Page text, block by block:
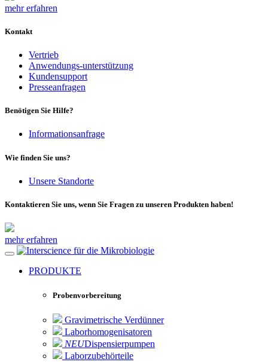
mehr erfahren
Kontakt
Vertrieb
Anwendungs-unterstützung
Kundensupport
Presseanfragen
Benötigen Sie Hilfe?
Informationsanfrage
Wie finden Sie uns?
Unsere Standorte
Kontaktieren Sie uns, wenn Sie Fragen zu unseren Produkten haben!
mehr erfahren
für die Mikrobiologie
PRODUKTE
Probenvorbereitung
Gravimetrische Verdünner
Laborhomogenisatoren
NEUDispensierpumpen
Laborzubehörteile